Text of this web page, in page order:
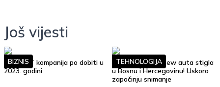
Još vijesti
Top 10 IT kompanija po dobiti u
2023. godini
BIZNIS
Google Street View auta stigla
u Bosnu i Hercegovinu! Uskoro
započinju snimanje
TEHNOLOGIJA